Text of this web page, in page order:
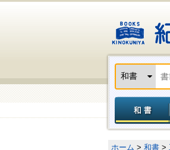
ホーム > 和書 >